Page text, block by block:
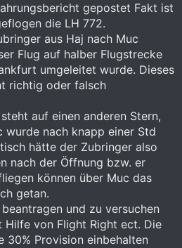
gepostet Fakt ist
die LH 772.
aus Haj nach Muc
Flug auf halber Flugstrecke
umgeleitet wurde. Dieses
richtig oder falsch
auf einen anderen Stern,
wurde nach knapp einer Std
hätte der Zubringer also
nach der Öffnung bzw. er
können über Muc das
getan.
und zu versuchen
Hilfe von Flight Right ect. Die
30% Provision einbehalten